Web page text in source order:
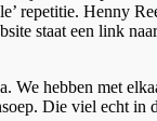
repetitie. Henny
staat een link
We hebben met
Die viel echt in